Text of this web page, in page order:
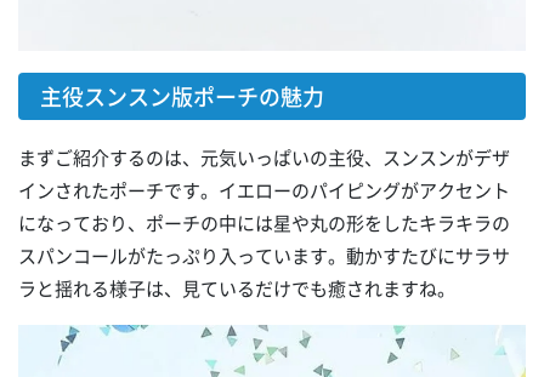
主役スンスン版ポーチの魅力
まずご紹介するのは、元気いっぱいの主役、スンスンがデザ
インされたポーチです。イエローのパイピングがアクセント
になっており、ポーチの中には星や丸の形をしたキラキラの
スパンコールがたっぷり入っています。動かすたびにサラサ
ラと揺れる様子は、見ているだけでも癒されますね。